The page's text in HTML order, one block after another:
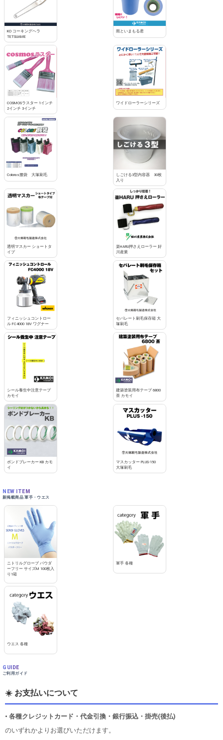
KO コーキングヘラ
TETSUAME
雨といまもる君
COSMOSラスター 1インチ
2インチ 3インチ
ワイドローラーシリーズ
Coloras腰袋 大塚刷毛
しごける3型内容器 30枚
入り
透明マスカー ショートタ
イプ
楽HARU押さえローラー 好
川産業
フィニッシュコントロー
ル FC4000 18V ワグナー
セパレート刷毛保存箱 大
塚刷毛
シール養生中注意テープ
カモイ
建築塗装用布テープ 6800
茶 カモイ
ボンドブレーカー KB カモ
イ
マスカッター PLUS-150
大塚刷毛
NEW ITEM
新掲載商品 軍手・ウエス
ニトリルグローブ パウダ
ーフリー サイズM 100枚入
り1箱
軍手 各種
ウエス 各種
GUIDE
ご利用ガイド
☀️ お支払いについて
• 各種クレジットカード・代金引換・銀行振込・掛売(後払)
のいずれかよりお選びいただけます。